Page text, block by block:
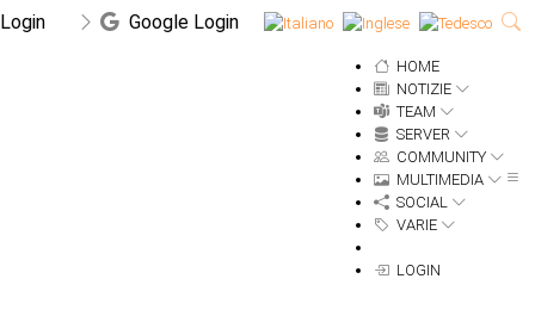
Google Login
HOME
NOTIZIE
TEAM
SERVER
COMMUNITY
MULTIMEDIA
SOCIAL
VARIE
LOGIN